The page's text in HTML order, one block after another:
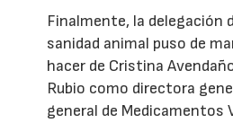
Finalmente, la delegación
sanidad animal puso de
hacer de Cristina
Rubio como directora
general de Medicamentos